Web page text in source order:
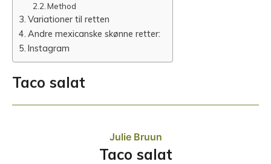
Method
Variationer til retten
Andre mexicanske skønne retter:
Instagram
Taco salat
Julie Bruun
Taco salat